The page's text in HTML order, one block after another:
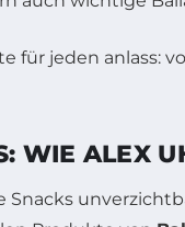
WIE ALEX
Snacks